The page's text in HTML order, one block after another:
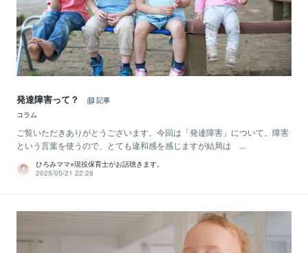
発達障害って？
記事
コラム
ご覧いただきありがとうございます。今回は「発達障害」について。障害
という言葉を使うので、とても違和感を感じますが結局は ...
ひろみママ⭐︎現役保育士がお話聴きます。
2025/05/21 22:28